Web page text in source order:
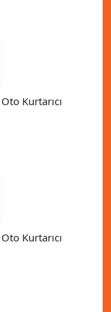
Kurtarıcı
Kurtarıcı